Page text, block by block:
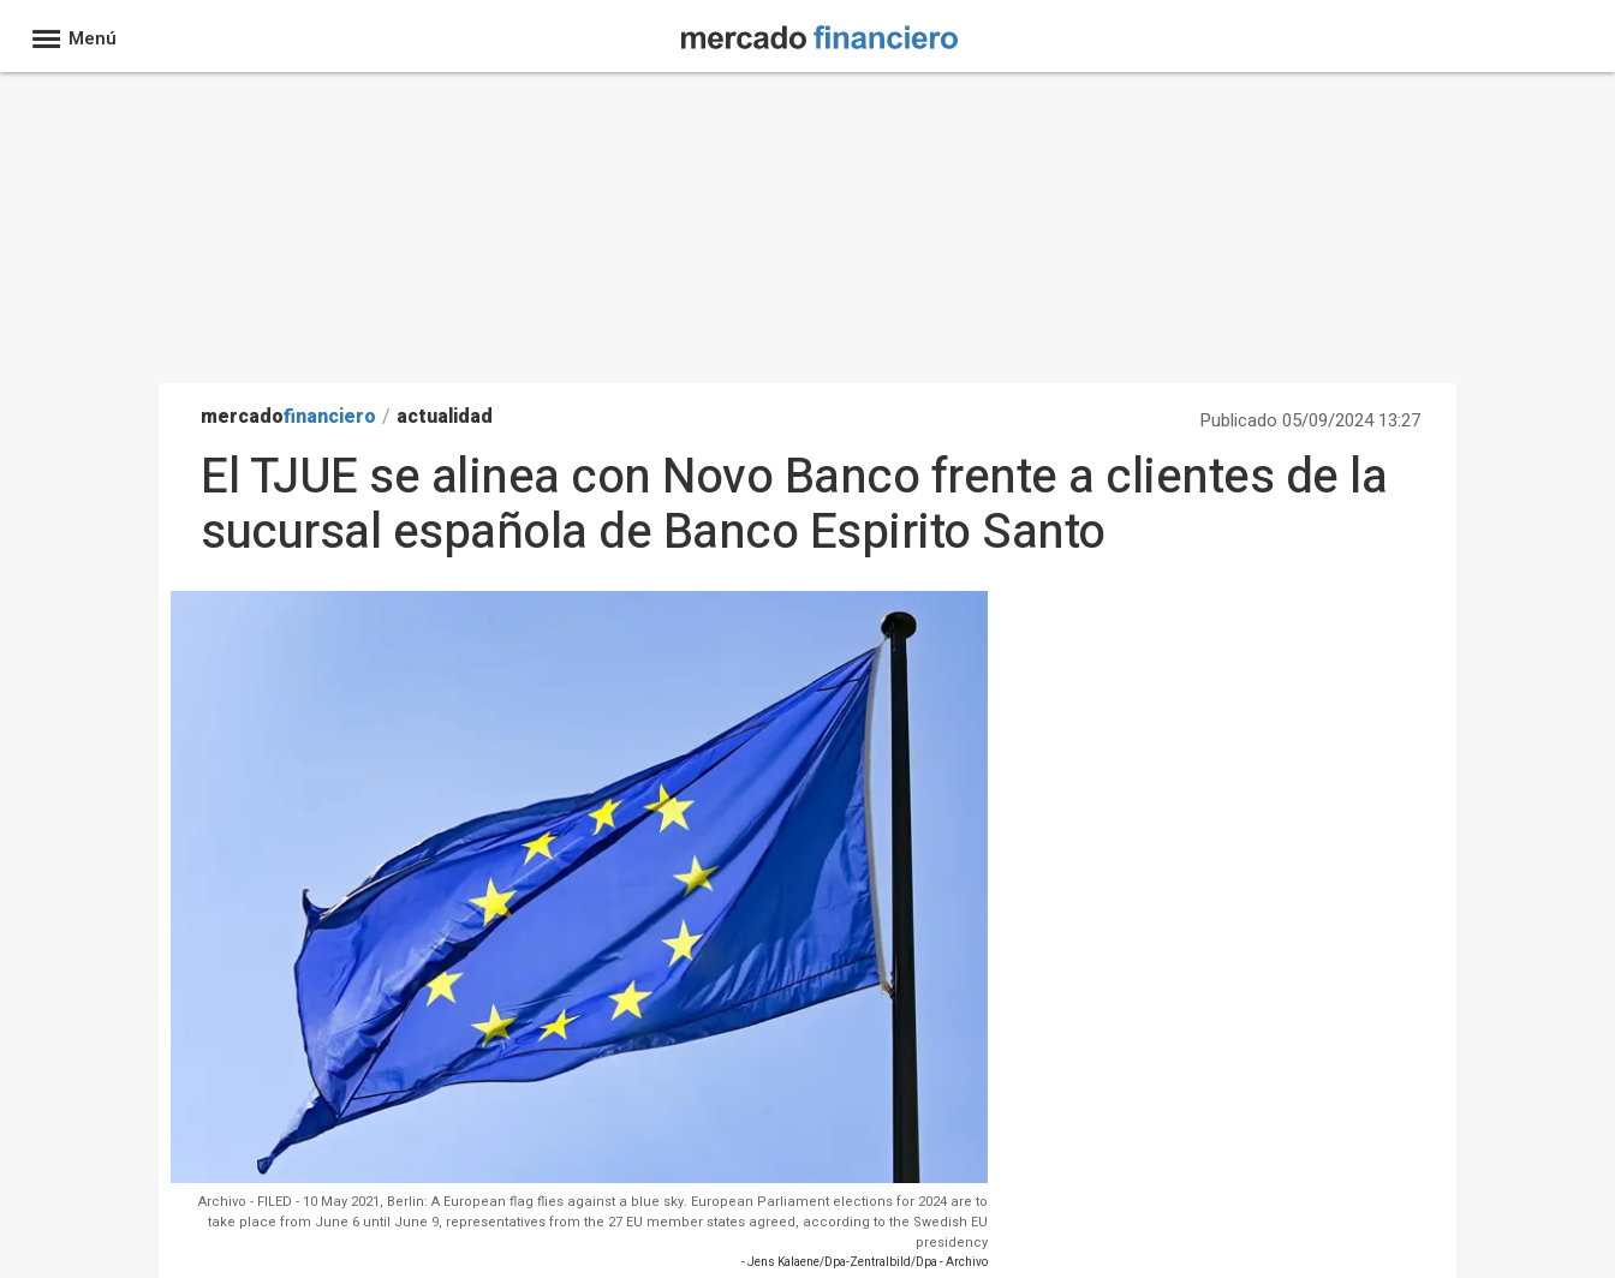
Menú
mercadofinanciero / actualidad Publicado 05/09/2024 13:27
El TJUE se alinea con Novo Banco frente a clientes de la
sucursal española de Banco Espirito Santo
Archivo - FILED - 10 May 2021, Berlin: A European flag flies against a blue sky. European Parliament elections for 2024 are to
take place from June 6 until June 9, representatives from the 27 EU member states agreed, according to the Swedish EU
presidency
- Jens Kalaene/Dpa-Zentralbild/Dpa - Archivo